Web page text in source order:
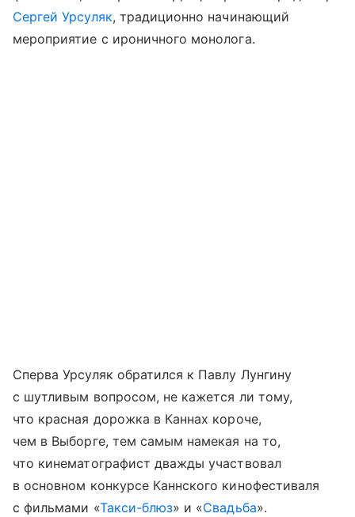
Сергей Урсуляк, традиционно начинающий
мероприятие с ироничного монолога.
Сперва Урсуляк обратился к Павлу Лунгину
с шутливым вопросом, не кажется ли тому,
что красная дорожка в Каннах короче,
чем в Выборге, тем самым намекая на то,
что кинематографист дважды участвовал
в основном конкурсе Каннского кинофестиваля
с фильмами «Такси-блюз» и «Свадьба».